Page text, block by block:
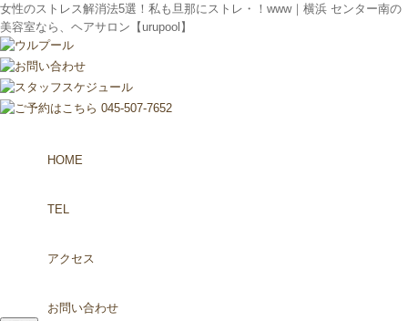
女性のストレス解消法5選！私も旦那にストレ・！www｜横浜 センター南の
美容室なら、ヘアサロン【urupool】
HOME
TEL
アクセス
お問い合わせ